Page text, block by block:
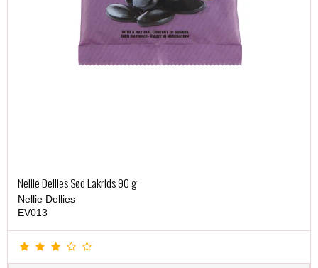
Nellie Dellies Sød Lakrids 90 g
Nellie Dellies
EV013